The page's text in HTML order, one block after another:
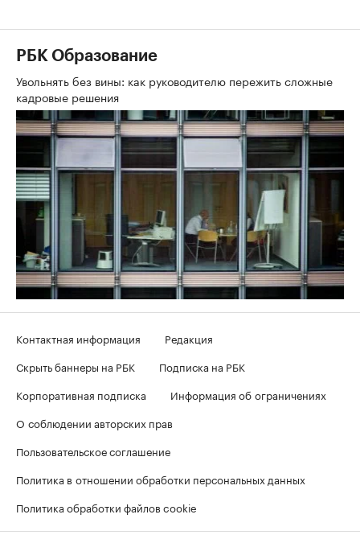
РБК Образование
Увольнять без вины: как руководителю пережить сложные
кадровые решения
Контактная информация
Редакция
Скрыть баннеры на РБК
Подписка на РБК
Корпоративная подписка
Информация об ограничениях
О соблюдении авторских прав
Пользовательское соглашение
Политика в отношении обработки персональных данных
Политика обработки файлов cookie